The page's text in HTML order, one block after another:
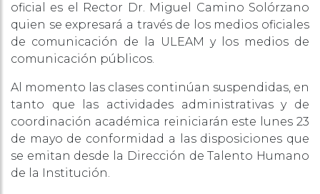
oficial es el Rector Dr. Miguel Camino Solórzano
quien se expresará a través de los medios oficiales
de comunicación de la ULEAM y los medios de
comunicación públicos.
Al momento las clases continúan suspendidas, en
tanto que las actividades administrativas y de
coordinación académica reiniciarán este lunes 23
de mayo de conformidad a las disposiciones que
se emitan desde la Dirección de Talento Humano
de la Institución.